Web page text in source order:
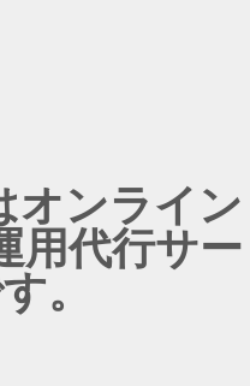
オンライン
用代行サー
。